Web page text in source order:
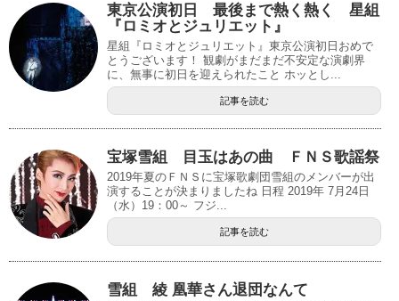
東京公演初日 最後まで熱く熱く 星組
『ロミオとジュリエット』
星組『ロミオとジュリエット』東京公演初日おめで
とうございます！ 観劇がまだまだ不安定な演劇界
に、無事に初日を迎えられたこと ホッとし...
記事を読む
宝塚雪組 目玉はあの曲 ＦＮＳ歌謡祭
2019年夏のＦＮＳに宝塚歌劇団雪組のメンバーが出
演することが決まりましたね 日程 2019年 7月24日
（水）19：00～ フジ...
記事を読む
雪組 綾 凰華さん退団なんて